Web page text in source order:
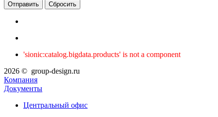
Сбросить
'sionic:catalog.bigdata.products' is not a component
2026 © group-design.ru
Компания
Документы
Центральный офис